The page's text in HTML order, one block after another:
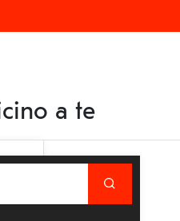
a te